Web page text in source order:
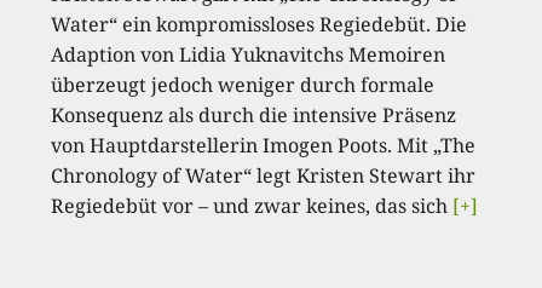
Water“ ein kompromissloses Regiedebüt. Die
Adaption von Lidia Yuknavitchs Memoiren
überzeugt jedoch weniger durch formale
Konsequenz als durch die intensive Präsenz
von Hauptdarstellerin Imogen Poots. Mit „The
Chronology of Water“ legt Kristen Stewart ihr
Regiedebüt vor – und zwar keines, das sich [+]